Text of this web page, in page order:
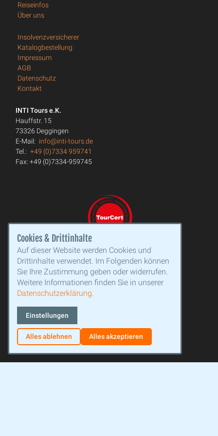
Reiseinfos
Über uns
Insolvenzversicherer
Katalogbestellung
Impressum
AGB
Datenschutz
Kontakt
INTI Tours e.K.
Hauffstr. 15
73326 Deggingen
E-Mail: info@inti-tours.de
Tel.: +49 (0)7334 959741
Fax: +49 (0)7334-959745
Cookies & Drittinhalte
Auf dieser Website werden Cookies und
Drittinhalte verwendet. Im Folgenden können
Sie Ihre Zustimmung geben oder widerrufen.
Weitere Informationen finden Sie in unserer
Datenschutzerklärung.
Einstellungen
Alles ablehnen Alles akzeptieren